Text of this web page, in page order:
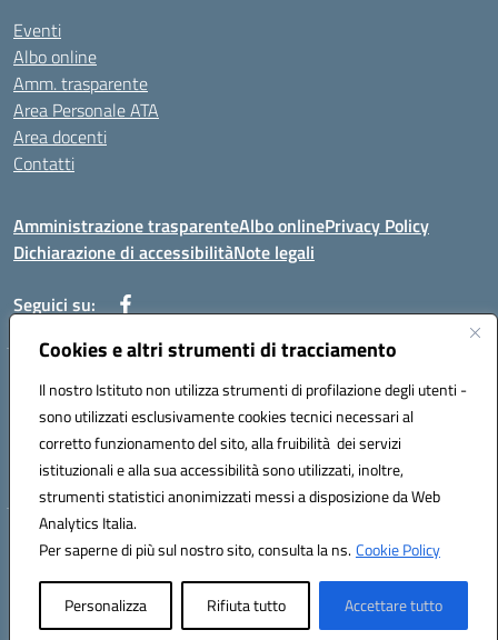
Cookies e altri strumenti di tracciamento
Il nostro Istituto non utilizza strumenti di profilazione degli utenti -
sono utilizzati esclusivamente cookies tecnici necessari al
corretto funzionamento del sito, alla fruibilità dei servizi
istituzionali e alla sua accessibilità sono utilizzati, inoltre,
strumenti statistici anonimizzati messi a disposizione da Web
Analytics Italia.
Per saperne di più sul nostro sito, consulta la ns.Cookie Policy
Personalizza Rifiuta tutto Accettare tutto
Eventi
Albo online
Amm. trasparente
Area Personale ATA
Area docenti
Contatti
Amministrazione trasparenteAlbo onlinePrivacy Policy
Dichiarazione di accessibilitàNote legali
Seguici su:
Indirizzo: VIA BRECCIAME, 46 - 81024 MADDALONI (CE)
Mail: CEIC8AU001@istruzione.it - Pec: CEIC8AU001@pec.istruzione.it -
Telefono: 0823408721
Meccanografico: CEIC8AU001
Codice fiscale: 93086080616
Hosting & Powered by 3D Solution S.r.l.
Concept & Design by Designers Italia